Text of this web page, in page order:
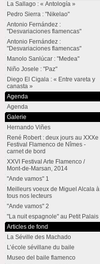
La Sallago : « Antología »
Pedro Sierra : "Nikelao"
Antonio Fernández :
"Desvariaciones flamencas"
Antonio Fernández :
"Desvariaciones flamencas"
Manolo Sanlúcar : "Medea"
Niño Josele : "Paz"
Diego El Cigala : « Entre vareta y
canasta »
Agenda
Agenda
Galerie
Hernando Viñes
René Robert : deux jours au XXXe
Festival Flamenco de Nîmes -
carnet de bord
XXVI Festival Arte Flamenco /
Mont-de-Marsan, 2014
"Ande vamos" 1
Meilleurs voeux de Miguel Alcala à
tous nos lecteurs
"Ande vamos" 2
"La nuit espagnole" au Petit Palais
Articles de fond
La Séville des Machado
L’école sévillane du baile
Museo del baile flamenco